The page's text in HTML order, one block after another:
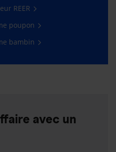
REER
poupon
bambin
avec un